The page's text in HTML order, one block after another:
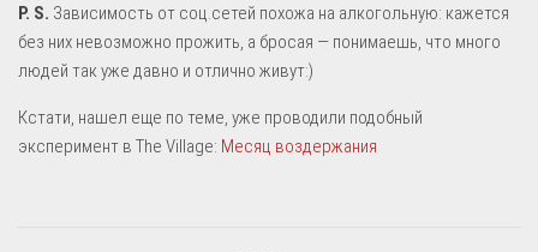
P. S. Зависимость от соц.сетей похожа на алкогольную: кажется
без них невозможно прожить, а бросая — понимаешь, что много
людей так уже давно и отлично живут:)
Кстати, нашел еще по теме, уже проводили подобный
эксперимент в The Village: Месяц воздержания